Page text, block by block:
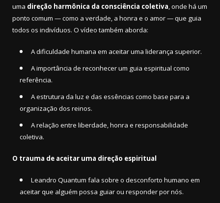
uma direção harmônica da consciência coletiva, onde há um
ponto comum — como a verdade, a honra e o amor — que guia
todos os indivíduos. O vídeo também aborda:
A dificuldade humana em aceitar uma liderança superior.
A importância de reconhecer um guia espiritual como
referência.
A estrutura da luz e das essências como base para a
organização dos reinos.
A relação entre liberdade, honra e responsabilidade
coletiva.
O trauma de aceitar uma direção espiritual
Leandro Quantum fala sobre o desconforto humano em
aceitar que alguém possa guiar ou responder por nós.